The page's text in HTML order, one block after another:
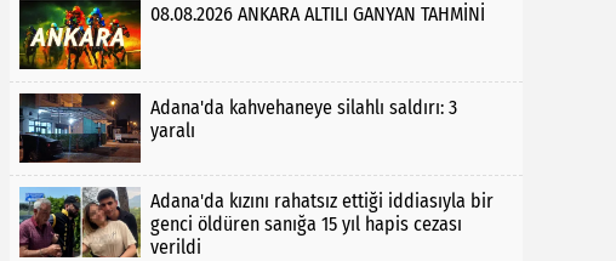
08.08.2026 ANKARA ALTILI GANYAN TAHMİNİ
Adana'da kahvehaneye silahlı saldırı: 3
yaralı
Adana'da kızını rahatsız ettiği iddiasıyla bir
genci öldüren sanığa 15 yıl hapis cezası
verildi